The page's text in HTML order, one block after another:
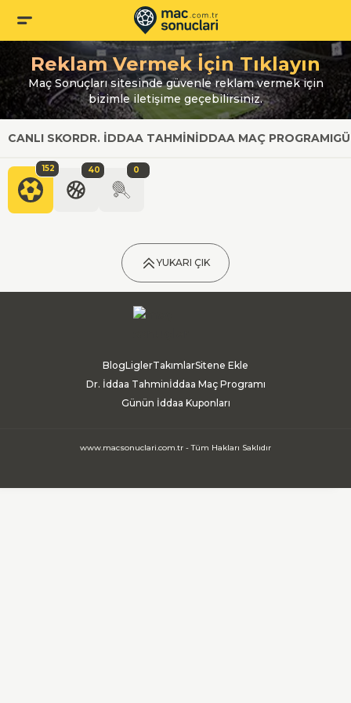
Reklam Vermek İçin Tıklayın
Maç Sonuçları sitesinde güvenle reklam vermek için
bizimle iletişime geçebilirsiniz.
CANLI SKORDR. İDDAA TAHMINİDDAA MAÇ PROGRAMI
152 40 0
YUKARI ÇIK
BlogLiglerTakımlarSitene Ekle
Dr. İddaa Tahminİddaa Maç Programı
Günün İddaa Kuponları
www.macsonuclari.com.tr - Tüm Hakları Saklıdır